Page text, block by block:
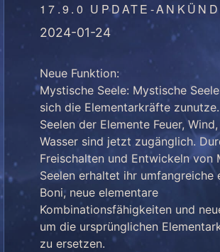
17.9.0 UPDATE-
2024-01-24
Neue Funktion:
Mystische Seele: Mystische
sich die Elementarkräfte
Seelen der Elemente Feuer,
Wasser sind jetzt zugänglich.
Freischalten und Entwickeln von
Seelen erhaltet ihr umfangreiche
Boni, neue elementare
Kombinationsfähigkeiten und
um die ursprünglichen
zu ersetzen.